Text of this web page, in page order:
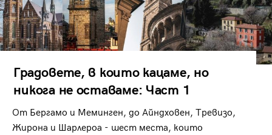
Градовете, в които кацаме, но
никога не оставаме: Част 1
От Бергамо и Меминген, до Айндховен, Тревизо,
Жирона и Шарлероа - шест места, които